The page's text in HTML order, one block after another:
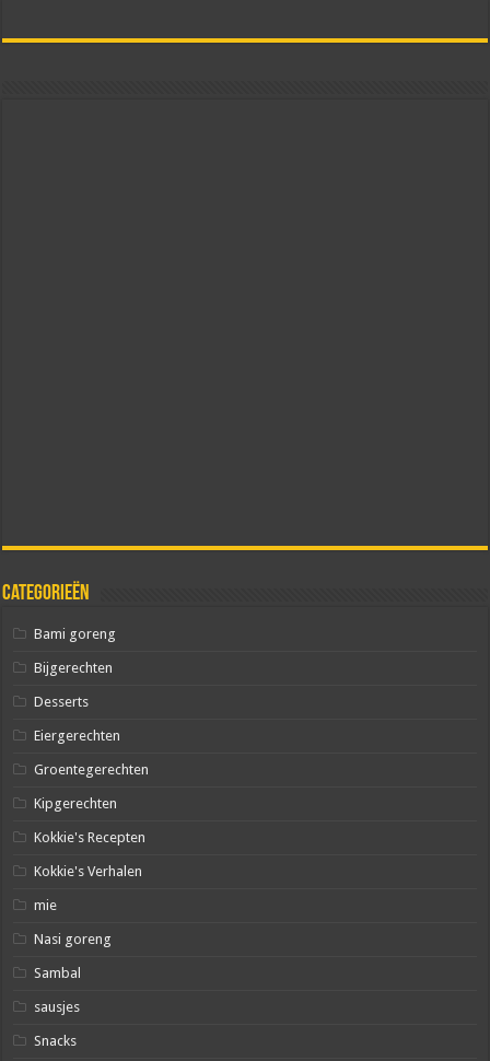
Categorieën
Bami goreng
Bijgerechten
Desserts
Eiergerechten
Groentegerechten
Kipgerechten
Kokkie's Recepten
Kokkie's Verhalen
mie
Nasi goreng
Sambal
sausjes
Snacks